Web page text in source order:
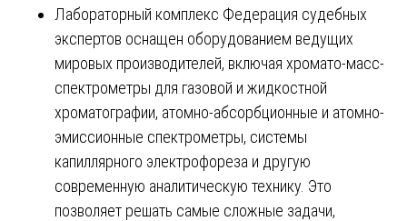
Лабораторный комплекс Федерация судебных
экспертов оснащен оборудованием ведущих
мировых производителей, включая хромато-масс-
спектрометры для газовой и жидкостной
хроматографии, атомно-абсорбционные и атомно-
эмиссионные спектрометры, системы
капиллярного электрофореза и другую
современную аналитическую технику. Это
позволяет решать самые сложные задачи,